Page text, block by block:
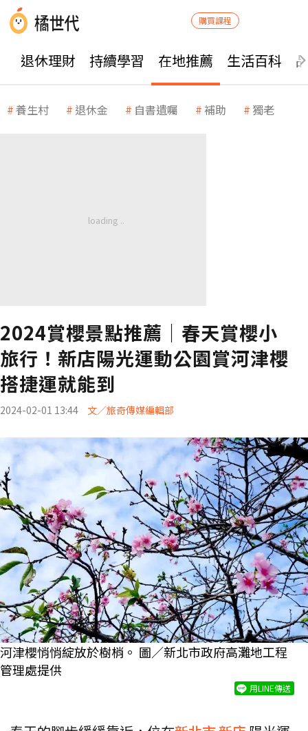
購買課程
退休理財 持續學習 在地推薦 生活百科
養生村 退休金 自書遺囑 補助 獨老
2024賞櫻景點推薦｜春天賞櫻小
旅行！新店陽光運動公園賞河津櫻
搭捷運就能到
2024-02-01 13:44 文／旅奇傳媒編輯部
河津櫻悄悄綻放於樹梢。 圖／新北市政府高灘地工程
管理處提供
用LINE傳送